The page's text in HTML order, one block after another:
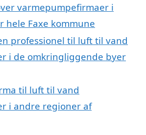
varmepumpefirmaer i
hele Faxe kommune
professionel til luft til vand
i de omkringliggende byer
til luft til vand
i andre regioner af